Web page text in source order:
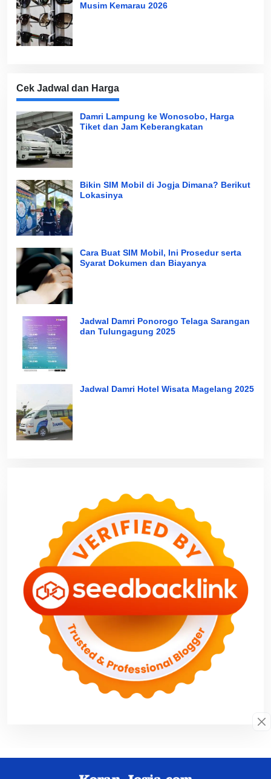
Musim Kemarau 2026
Cek Jadwal dan Harga
Damri Lampung ke Wonosobo, Harga
Tiket dan Jam Keberangkatan
Bikin SIM Mobil di Jogja Dimana? Berikut
Lokasinya
Cara Buat SIM Mobil, Ini Prosedur serta
Syarat Dokumen dan Biayanya
Jadwal Damri Ponorogo Telaga Sarangan
dan Tulungagung 2025
Jadwal Damri Hotel Wisata Magelang 2025